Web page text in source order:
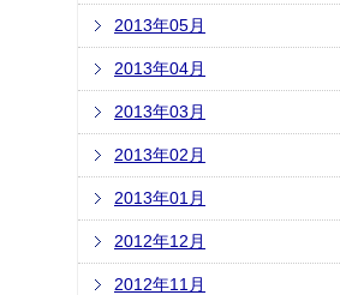
2013年05月
2013年04月
2013年03月
2013年02月
2013年01月
2012年12月
2012年11月